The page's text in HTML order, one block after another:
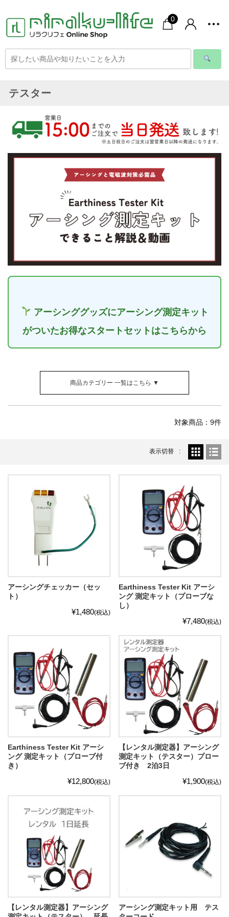
0
テスター
アーシンググッズにアーシング測定キット
がついたお得なスタートセットはこちらから
商品カテゴリー 一覧はこちら ▼
対象商品：9件
表示切替
アーシングチェッカー（セッ
ト）
¥1,480(税込)
Earthiness Tester Kit アーシ
ング 測定キット（プローブな
し）
¥7,480(税込)
Earthiness Tester Kit アーシ
ング 測定キット（プローブ付
き）
¥12,800(税込)
【レンタル測定器】アーシング
測定キット（テスター）プロー
ブ付き 2泊3日
¥1,900(税込)
【レンタル測定器】アーシング
アーシング測定キット用 テス